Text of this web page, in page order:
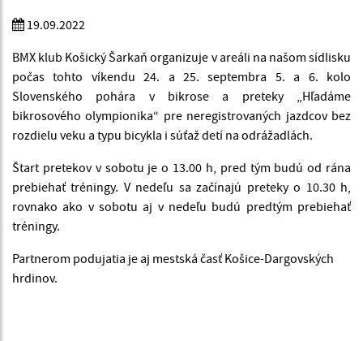
19.09.2022
BMX klub Košický Šarkaň organizuje v areáli na našom sídlisku
počas tohto víkendu 24. a 25. septembra 5. a 6. kolo
Slovenského pohára v bikrose a preteky „Hľadáme
bikrosového olympionika“ pre neregistrovaných jazdcov bez
rozdielu veku a typu bicykla i súťaž detí na odrážadlách.
Štart pretekov v sobotu je o 13.00 h, pred tým budú od rána
prebiehať tréningy. V nedeľu sa začínajú preteky o 10.30 h,
rovnako ako v sobotu aj v nedeľu budú predtým prebiehať
tréningy.
Partnerom podujatia je aj mestská časť Košice-Dargovských
hrdinov.